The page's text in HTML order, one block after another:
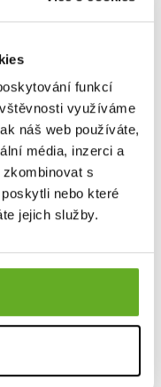
funkcí
využíváme
náš web používáte,
média, inzerci a
s
nebo které
jejich služby.
se přihlásit.